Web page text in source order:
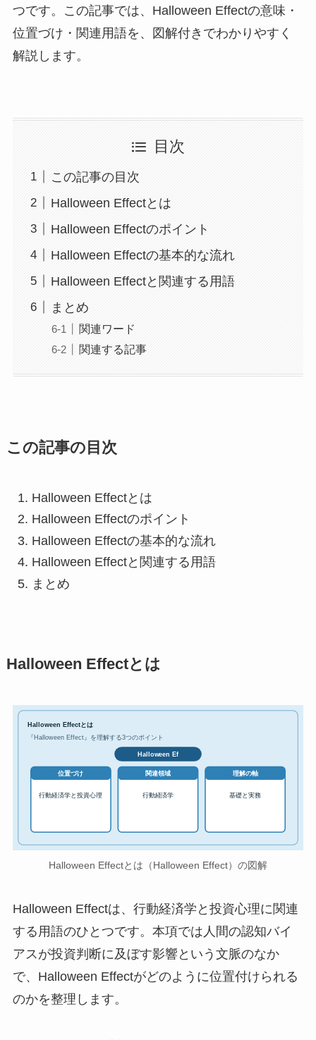
つです。この記事では、Halloween Effectの意味・
位置づけ・関連用語を、図解付きでわかりやすく
解説します。
目次
この記事の目次
Halloween Effectとは
Halloween Effectのポイント
Halloween Effectの基本的な流れ
Halloween Effectと関連する用語
まとめ
関連ワード
関連する記事
この記事の目次
Halloween Effectとは
Halloween Effectのポイント
Halloween Effectの基本的な流れ
Halloween Effectと関連する用語
まとめ
Halloween Effectとは
Halloween Effectとは
『Halloween Effect』を理解する3つのポイント
Halloween Ef
位置づけ
行動経済学と投資心理
関連領域
行動経済学
理解の軸
基礎と実務
Halloween Effectとは（Halloween Effect）の図解
Halloween Effectは、行動経済学と投資心理に関連
する用語のひとつです。本項では人間の認知バイ
アスが投資判断に及ぼす影響という文脈のなか
で、Halloween Effectがどのように位置付けられる
のかを整理します。